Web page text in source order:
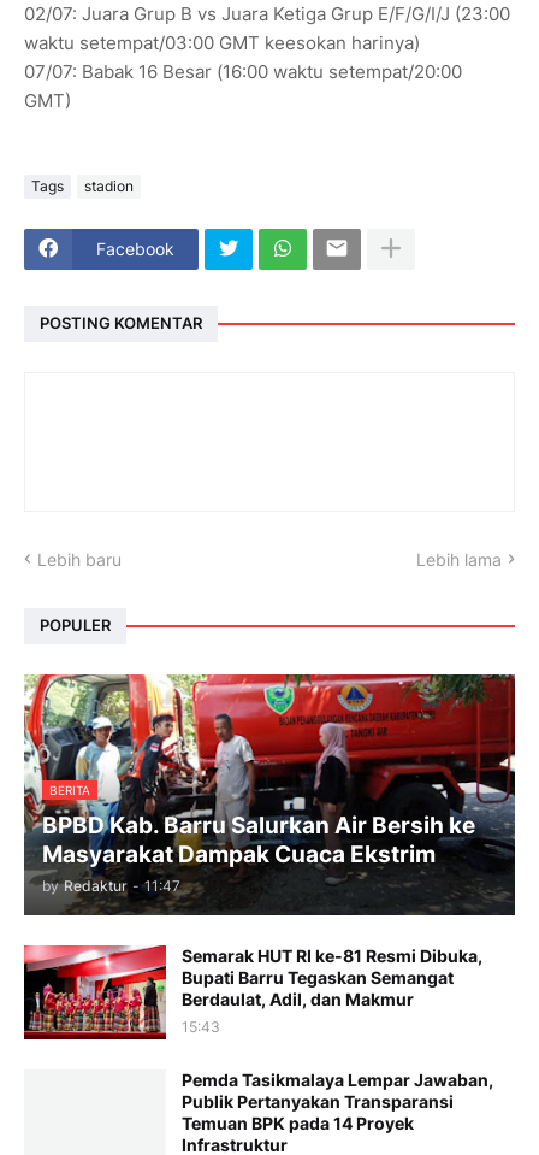
02/07: Juara Grup B vs Juara Ketiga Grup E/F/G/I/J (23:00
waktu setempat/03:00 GMT keesokan harinya)
07/07: Babak 16 Besar (16:00 waktu setempat/20:00
GMT)
Tags stadion
Facebook
POSTING KOMENTAR
Lebih baru Lebih lama
POPULER
BERITA
BPBD Kab. Barru Salurkan Air Bersih ke
Masyarakat Dampak Cuaca Ekstrim
by Redaktur - 11:47
Semarak HUT RI ke-81 Resmi Dibuka,
Bupati Barru Tegaskan Semangat
Berdaulat, Adil, dan Makmur
15:43
Pemda Tasikmalaya Lempar Jawaban,
Publik Pertanyakan Transparansi
Temuan BPK pada 14 Proyek
Infrastruktur